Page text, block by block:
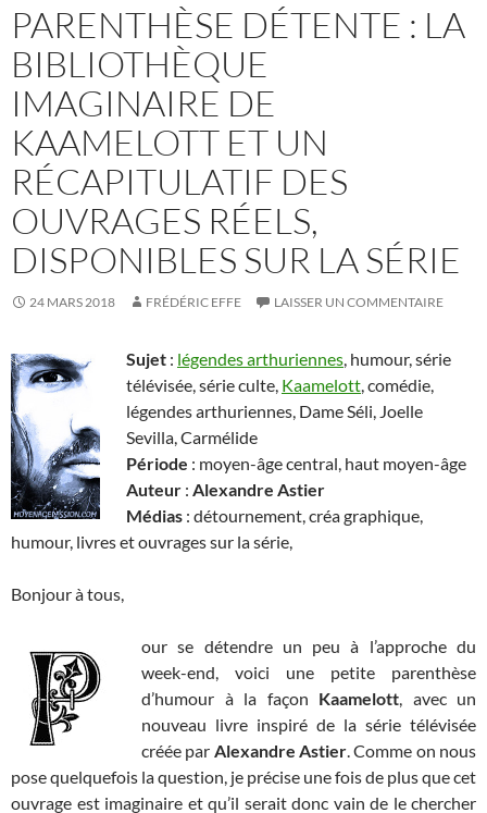
PARENTHÈSE DÉTENTE : LA
BIBLIOTHÈQUE
IMAGINAIRE DE
KAAMELOTT ET UN
RÉCAPITULATIF DES
OUVRAGES RÉELS,
DISPONIBLES SUR LA SÉRIE
24 MARS 2018 FRÉDÉRIC EFFE LAISSER UN COMMENTAIRE
Sujet : légendes arthuriennes , humour, série
télévisée, série culte, Kaamelott , comédie,
légendes arthuriennes, Dame Séli, Joelle
Sevilla, Carmélide
Période : moyen-âge central, haut moyen-âge
Auteur : Alexandre Astier
Médias : détournement, créa graphique,
humour, livres et ouvrages sur la série,
Bonjour à tous,
our se détendre un peu à l’approche du
week-end, voici une petite parenthèse
d’humour à la façon Kaamelott , avec un
nouveau livre inspiré de la série télévisée
créée par Alexandre Astier . Comme on nous
pose quelquefois la question, je précise une fois de plus que cet
ouvrage est imaginaire et qu’il serait donc vain de le chercher